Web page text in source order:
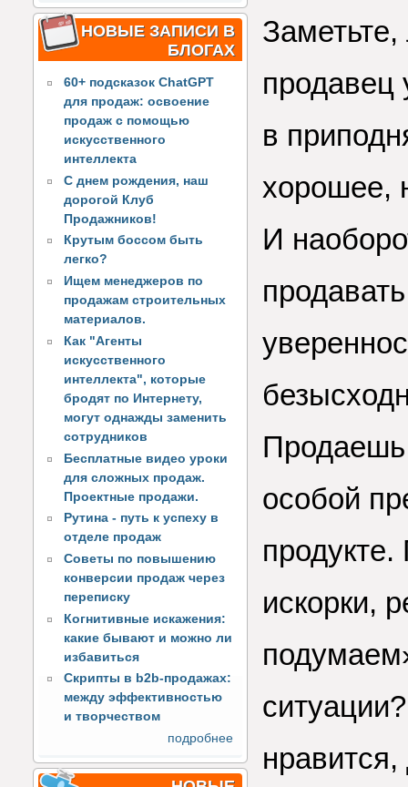
НОВЫЕ ЗАПИСИ В
БЛОГАХ
60+ подсказок ChatGPT
для продаж: освоение
продаж с помощью
искусственного
интеллекта
С днем рождения, наш
дорогой Клуб
Продажников!
Крутым боссом быть
легко?
Ищем менеджеров по
продажам строительных
материалов.
Как "Агенты
искусственного
интеллекта", которые
бродят по Интернету,
могут однажды заменить
сотрудников
Бесплатные видео уроки
для сложных продаж.
Проектные продажи.
Рутина - путь к успеху в
отделе продаж
Советы по повышению
конверсии продаж через
переписку
Когнитивные искажения:
какие бывают и можно ли
избавиться
Скрипты в b2b-продажах:
между эффективностью
и творчеством
подробнее
продавец
в
хорошее,
И
Продаешь
особой
искорки,